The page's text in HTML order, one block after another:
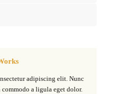
adipiscing elit. Nunc
a ligula eget dolor.